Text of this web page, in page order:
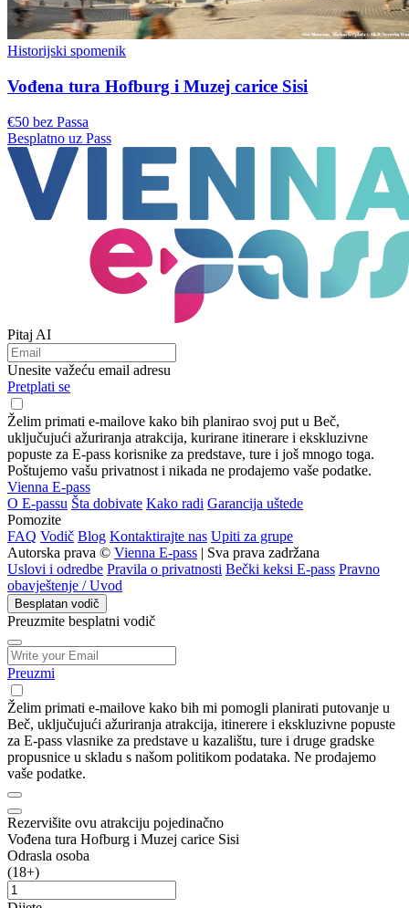
Historijski spomenik
Vođena tura Hofburg i Muzej carice Sisi
€50 bez Passa
Besplatno uz Pass
Pitaj AI
Unesite važeću email adresu
Pretplati se
Želim primati e-mailove kako bih planirao svoj put u Beč,
uključujući ažuriranja atrakcija, kurirane itinerare i ekskluzivne
popuste za E-pass korisnike za predstave, ture i još mnogo toga.
Poštujemo vašu privatnost i nikada ne prodajemo vaše podatke.
Vienna E-pass
O E-passu Šta dobivate Kako radi Garancija uštede
Pomozite
FAQ Vodič Blog Kontaktirajte nas Upiti za grupe
Autorska prava © Vienna E-pass | Sva prava zadržana
Uslovi i odredbe Pravila o privatnosti Bečki keksi E-pass Pravno
obavještenje / Uvod
Besplatan vodič
Preuzmite besplatni vodič
Preuzmi
Želim primati e-mailove kako bih mi pomogli planirati putovanje u
Beč, uključujući ažuriranja atrakcija, itinerere i ekskluzivne popuste
za E-pass vlasnike za predstave u kazalištu, ture i druge gradske
propusnice u skladu s našom politikom podataka. Ne prodajemo
vaše podatke.
Rezervišite ovu atrakciju pojedinačno
Vođena tura Hofburg i Muzej carice Sisi
Odrasla osoba
(18+)